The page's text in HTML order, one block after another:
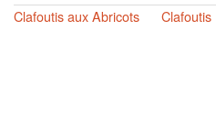
Clafoutis aux Abricots
Clafoutis